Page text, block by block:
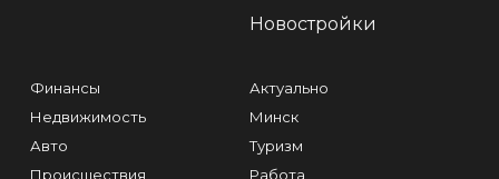
Новостройки
Финансы
Недвижимость
Авто
Происшествия
Актуально
Минск
Туризм
Работа